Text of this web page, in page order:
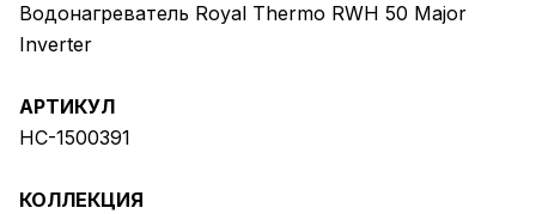
Водонагреватель Royal Thermo RWH 50 Major
Inverter
АРТИКУЛ
НС-1500391
КОЛЛЕКЦИЯ